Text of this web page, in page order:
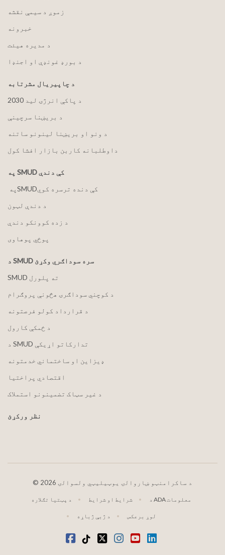
زموږ د سیمې نقشه
خبرونه
د مدیره هیئت
د بورډ غونډې او اجنډا
د چاپیریال مشرتابه
2030 د پاکې انرژۍ لید
د بریښنا سرچینې
د ونو او بریښنا لینونو ساتنه
داوطلبانه کاربن بازار افشا کول
په SMUD کې دندې
په ‏‎SMUD‎‏ کې دنده ترسره کوي
د دندې لټون
د زده کوونکو دندې
پوځي پوهاوی
د SMUD سره سوداګري وکړئ
SMUD ته پلورل
د کوچني سوداګرۍ هڅونې پروګرام
د قرارداد کولو فرصتونه
د ځمکې کارول
د SMUD تدارکاتو اړیکې
ډیزاین او ساختماني خدمتونه
اقتصادي پراختیا
د غیر سټاک تضمینونو استملاک
نظر ورکړئ
© 2026 د ساکرامنټو ښاروالۍ یوټیلیټي ولسوالۍ
د پټتیا تګلاره شرایط او شرایط د ADA معلومات
د ژبې ژباړه لوړ برعکس
فیسبوک
ټیک ټاک
ټویټرانسټاګرام
یوټیوبLinkedIn